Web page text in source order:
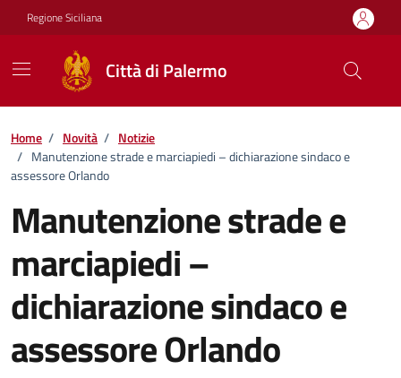
Vai ai contenuti
Vai al footer
Regione Siciliana
Città di Palermo
Home / Novità / Notizie
/ Manutenzione strade e marciapiedi – dichiarazione sindaco e
assessore Orlando
Manutenzione strade e
marciapiedi –
dichiarazione sindaco e
assessore Orlando